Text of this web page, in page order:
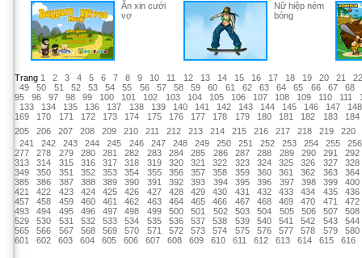
Ăn xin cưới
vợ
Nữ hiệp ném
bóng
Trang 1 2 3 4 5 6 7 8 9 10 11 12 13 14 15 16 17 18 19 20 21
22
49
50 51 52 53 54 55 56 57 58 59 60 61 62 63 64 65 66 67
68
95
96 97 98 99 100 101 102 103 104 105 106 107 108 109 110 111
133
134 135 136 137 138 139 140 141 142 143 144 145 146 147
148
169
170 171 172 173 174 175 176 177 178 179 180 181 182 183
184
205
206 207 208 209 210 211 212 213 214 215 216 217 218 219
220
241
242 243 244 245 246 247 248 249 250 251 252 253 254 255
256
277
278 279 280 281 282 283 284 285 286 287 288 289 290 291
292
313
314 315 316 317 318 319 320 321 322 323 324 325 326 327
328
349
350 351 352 353 354 355 356 357 358 359 360 361 362 363
364
385
386 387 388 389 390 391 392 393 394 395 396 397 398 399
400
421
422 423 424 425 426 427 428 429 430 431 432 433 434 435
436
457
458 459 460 461 462 463 464 465 466 467 468 469 470 471
472
493
494 495 496 497 498 499 500 501 502 503 504 505 506 507
508
529
530 531 532 533 534 535 536 537 538 539 540 541 542 543
544
565
566 567 568 569 570 571 572 573 574 575 576 577 578 579
580
601
602 603 604 605 606 607 608 609 610 611 612 613 614 615 616